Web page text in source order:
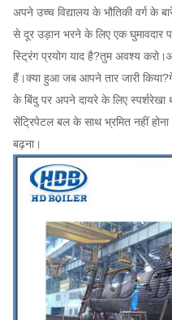
अपने उच्च विद्यालय के भौतिकी वर्ग के
से दूर उड़ान भरने के लिए एक घुमावदार
स्ट्रिंग प्रयोग याद है?तुम अवश्य
हैं।क्या हुआ जब आपने तार जारी
के बिंदु पर अपने दायरे के लिए
सेंट्रिपेटल बल के साथ भ्रमित नहीं
बढ़ना।